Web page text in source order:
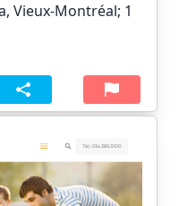
Vieux-Montréal; 1